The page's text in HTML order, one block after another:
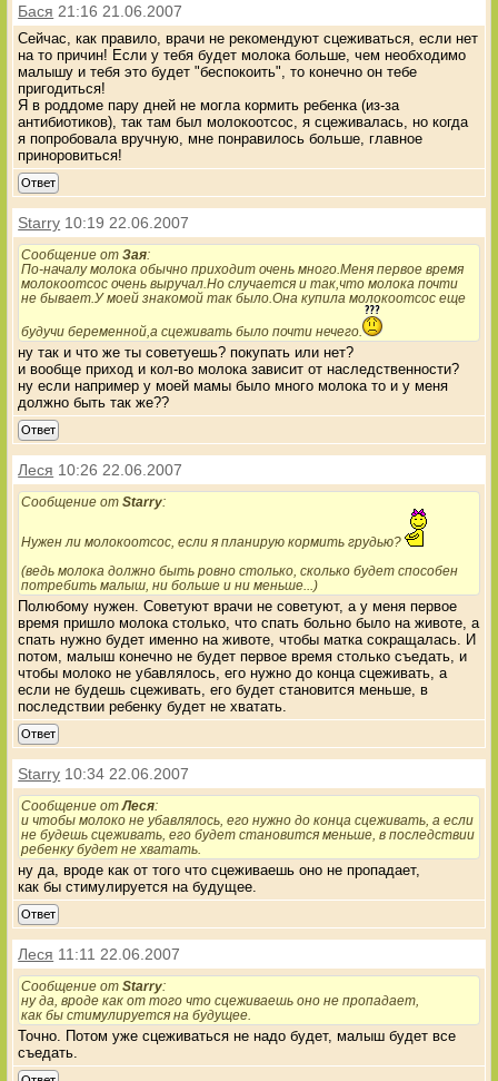
Бася 21:16 21.06.2007
Сейчас, как правило, врачи не рекомендуют сцеживаться, если нет
на то причин! Если у тебя будет молока больше, чем необходимо
малышу и тебя это будет "беспокоить", то конечно он тебе
пригодиться!
Я в роддоме пару дней не могла кормить ребенка (из-за
антибиотиков), так там был молокоотсос, я сцеживалась, но когда
я попробовала вручную, мне понравилось больше, главное
приноровиться!
Ответ
Starry 10:19 22.06.2007
Сообщение отЗaя:
По-началу молока обычно приходит очень много.Меня первое время
молокоотсос очень выручал.Но случается и так,что молока почти
не бывает.У моей знакомой так было.Она купила молокоотсос еще
будучи беременной,а сцеживать было почти нечего.
ну так и что же ты советуешь? покупать или нет?
и вообще приход и кол-во молока зависит от наследственности?
ну если например у моей мамы было много молока то и у меня
должно быть так же??
Ответ
Леся 10:26 22.06.2007
Сообщение отStarry:
Нужен ли молокоотсос, если я планирую кормить грудью?
(ведь молока должно быть ровно столько, сколько будет способен
потребить малыш, ни больше и ни меньше...)
Полюбому нужен. Советуют врачи не советуют, а у меня первое
время пришло молока столько, что спать больно было на животе, а
спать нужно будет именно на животе, чтобы матка сокращалась. И
потом, малыш конечно не будет первое время столько съедать, и
чтобы молоко не убавлялось, его нужно до конца сцеживать, а
если не будешь сцеживать, его будет становится меньше, в
последствии ребенку будет не хватать.
Ответ
Starry 10:34 22.06.2007
Сообщение отЛеся:
и чтобы молоко не убавлялось, его нужно до конца сцеживать, а если
не будешь сцеживать, его будет становится меньше, в последствии
ребенку будет не хватать.
ну да, вроде как от того что сцеживаешь оно не пропадает,
как бы стимулируется на будущее.
Ответ
Леся 11:11 22.06.2007
Сообщение отStarry:
ну да, вроде как от того что сцеживаешь оно не пропадает,
как бы стимулируется на будущее.
Точно. Потом уже сцеживаться не надо будет, малыш будет все
съедать.